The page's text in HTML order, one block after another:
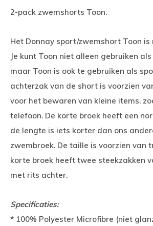
2-pack zwemshorts Toon.
Het Donnay sport/zwemshort Toon
Je kunt Toon niet alleen gebruiken
maar Toon is ook te gebruiken als
achterzak van de short is voorzien
voor het bewaren van kleine items,
telefoon. De korte broek heeft een
de lengte is iets korter dan ons
zwembroek. De taille is voorzien van
korte broek heeft twee steekzakken
met rits achter.
Specificaties:
* 100% Polyester Microfibre (niet